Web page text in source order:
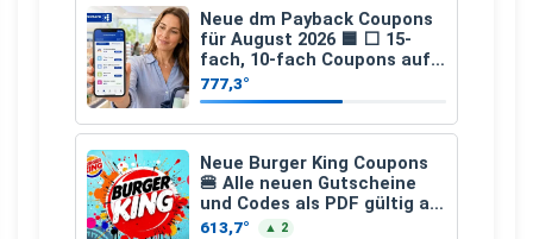
Neue dm Payback Coupons
für August 2026 🟦 ⬜ 15-
fach, 10-fach Coupons auf
den gesamten Einkauf ab 2
€
777,3°
Neue Burger King Coupons
🍔 Alle neuen Gutscheine
und Codes als PDF gültig ab
25.07.2026 bis 04.09.2026
613,7° ▲ 2